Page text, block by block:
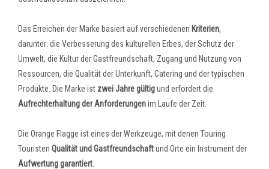
Das Erreichen der Marke basiert auf verschiedenen Kriterien,
darunter: die Verbesserung des kulturellen Erbes, der Schutz der
Umwelt, die Kultur der Gastfreundschaft, Zugang und Nutzung von
Ressourcen, die Qualität der Unterkunft, Catering und der typischen
Produkte. Die Marke ist zwei Jahre gültigund erfordert die
Aufrechterhaltung der Anforderungenim Laufe der Zeit.
Die Orange Flagge ist eines der Werkzeuge, mit denen Touring
Touristen Qualität und Gastfreundschaftund Orte ein Instrument der
Aufwertung garantiert